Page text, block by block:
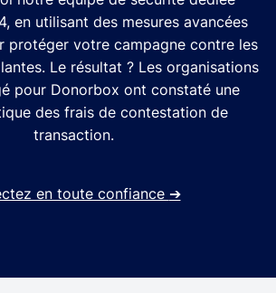
en utilisant des mesures avancées
protéger votre campagne contre les
Le résultat ? Les organisations
pour Donorbox ont constaté une
des frais de contestation de
transaction.
en toute confiance ➔